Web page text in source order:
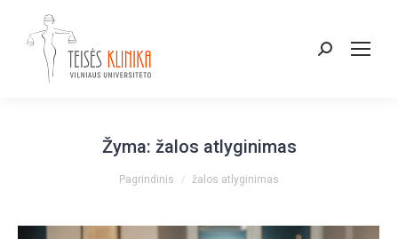
Paieška:
Žyma: žalos atlyginimas
You are here:
Pagrindinis žalos atlyginimas